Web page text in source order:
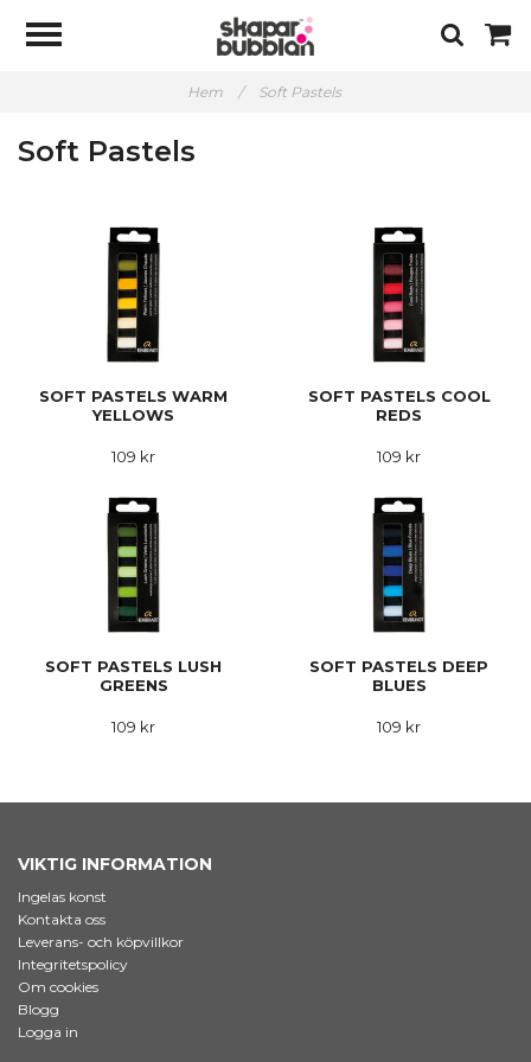
Hem / Soft Pastels
Soft Pastels
SOFT PASTELS WARM
YELLOWS
109 kr
SOFT PASTELS COOL
REDS
109 kr
SOFT PASTELS LUSH
GREENS
109 kr
SOFT PASTELS DEEP
BLUES
109 kr
VIKTIG INFORMATION
Ingelas konst
Kontakta oss
Leverans- och köpvillkor
Integritetspolicy
Om cookies
Blogg
Logga in